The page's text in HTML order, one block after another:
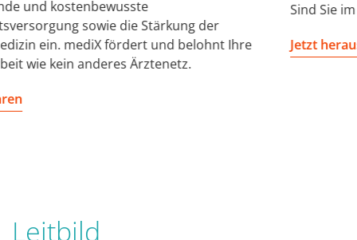
Sind Sie im richtigen Hausarztmodell versichert?
Jetzt herausfinden
Leitbild